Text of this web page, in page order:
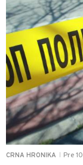
CRNA HRONIKA Pre